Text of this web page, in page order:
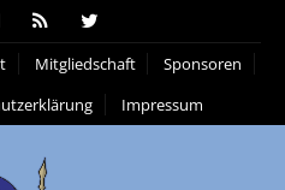
Mitgliedschaft
Sponsoren
Impressum